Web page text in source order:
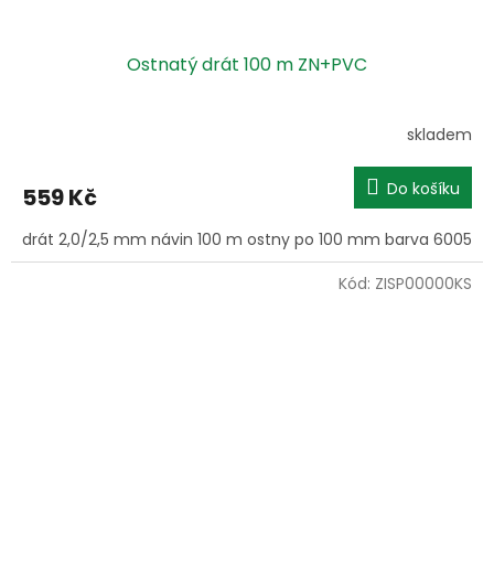
Ostnatý drát 100 m ZN+PVC
skladem
559 Kč Do košíku
drát 2,0/2,5 mm návin 100 m ostny po 100 mm barva 6005
Kód: ZISP00000KS